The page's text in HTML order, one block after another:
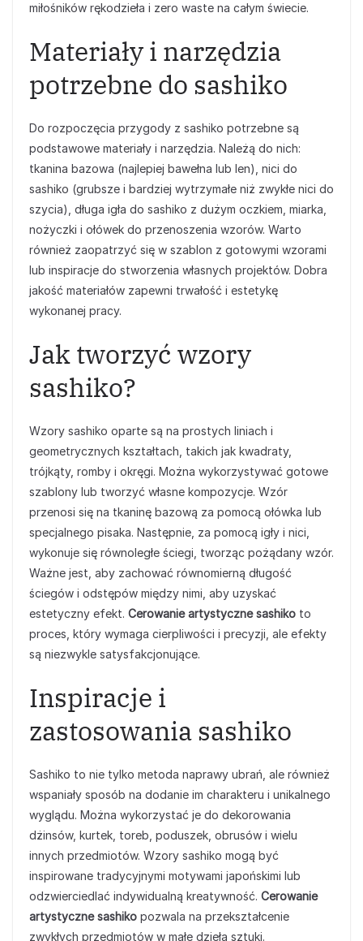
miłośników rękodzieła i zero waste na całym świecie.
Materiały i narzędzia
potrzebne do sashiko
Do rozpoczęcia przygody z sashiko potrzebne są
podstawowe materiały i narzędzia. Należą do nich:
tkanina bazowa (najlepiej bawełna lub len), nici do
sashiko (grubsze i bardziej wytrzymałe niż zwykłe nici do
szycia), długa igła do sashiko z dużym oczkiem, miarka,
nożyczki i ołówek do przenoszenia wzorów. Warto
również zaopatrzyć się w szablon z gotowymi wzorami
lub inspiracje do stworzenia własnych projektów. Dobra
jakość materiałów zapewni trwałość i estetykę
wykonanej pracy.
Jak tworzyć wzory
sashiko?
Wzory sashiko oparte są na prostych liniach i
geometrycznych kształtach, takich jak kwadraty,
trójkąty, romby i okręgi. Można wykorzystywać gotowe
szablony lub tworzyć własne kompozycje. Wzór
przenosi się na tkaninę bazową za pomocą ołówka lub
specjalnego pisaka. Następnie, za pomocą igły i nici,
wykonuje się równoległe ściegi, tworząc pożądany wzór.
Ważne jest, aby zachować równomierną długość
ściegów i odstępów między nimi, aby uzyskać
estetyczny efekt. Cerowanie artystyczne sashiko to
proces, który wymaga cierpliwości i precyzji, ale efekty
są niezwykle satysfakcjonujące.
Inspiracje i
zastosowania sashiko
Sashiko to nie tylko metoda naprawy ubrań, ale również
wspaniały sposób na dodanie im charakteru i unikalnego
wyglądu. Można wykorzystać je do dekorowania
dżinsów, kurtek, toreb, poduszek, obrusów i wielu
innych przedmiotów. Wzory sashiko mogą być
inspirowane tradycyjnymi motywami japońskimi lub
odzwierciedlać indywidualną kreatywność. Cerowanie
artystyczne sashiko pozwala na przekształcenie
zwykłych przedmiotów w małe dzieła sztuki.